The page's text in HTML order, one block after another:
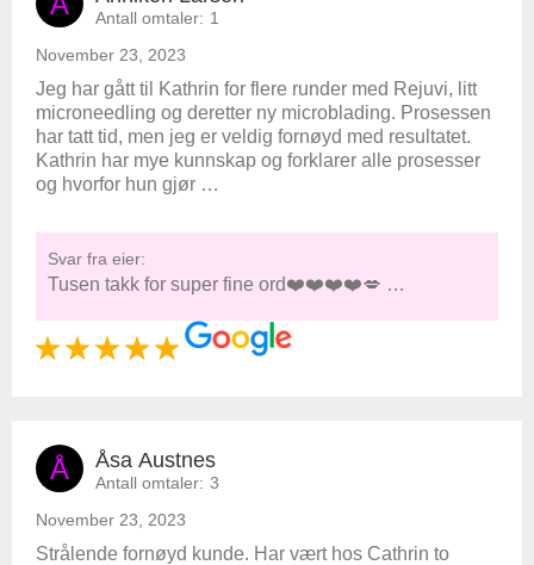
Antall omtaler: 1
November 23, 2023
Jeg har gått til Kathrin for flere runder med Rejuvi, litt
microneedling og deretter ny microblading. Prosessen
har tatt tid, men jeg er veldig fornøyd med resultatet.
Kathrin har mye kunnskap og forklarer alle prosesser
og hvorfor hun gjør …
Svar fra eier:
Tusen takk for super fine ord❤️❤️❤️❤️💋 …
Å Åsa Austnes
Antall omtaler: 3
November 23, 2023
Strålende fornøyd kunde. Har vært hos Cathrin to